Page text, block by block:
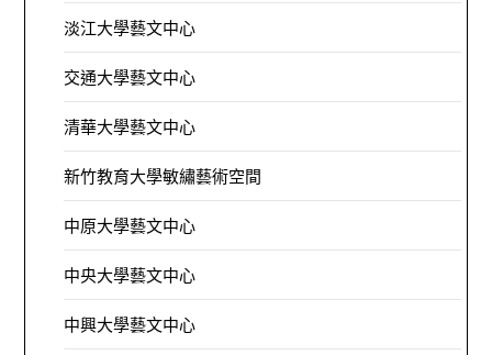
淡江大學藝文中心
交通大學藝文中心
清華大學藝文中心
新竹教育大學敏繡藝術空間
中原大學藝文中心
中央大學藝文中心
中興大學藝文中心